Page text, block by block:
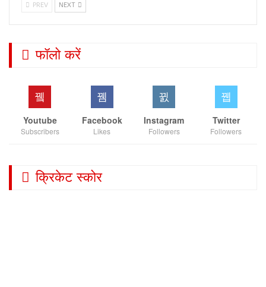
PREV NEXT
फॉलो करें
Youtube
Subscribers
Facebook
Likes
Instagram
Followers
Twitter
Followers
क्रिकेट स्कोर